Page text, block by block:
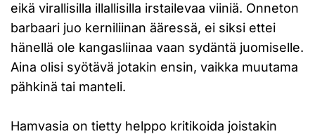
eikä virallisilla illallisilla irstailevaa viiniä. Onneton
barbaari juo kerniliinan ääressä, ei siksi ettei
hänellä ole kangasliinaa vaan sydäntä juomiselle.
Aina olisi syötävä jotakin ensin, vaikka muutama
pähkinä tai manteli.
Hamvasia on tietty helppo kritikoida joistakin